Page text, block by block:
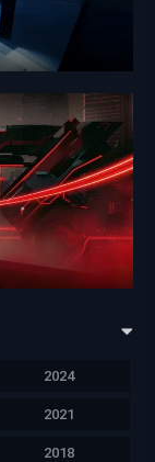
2024
2021
2018